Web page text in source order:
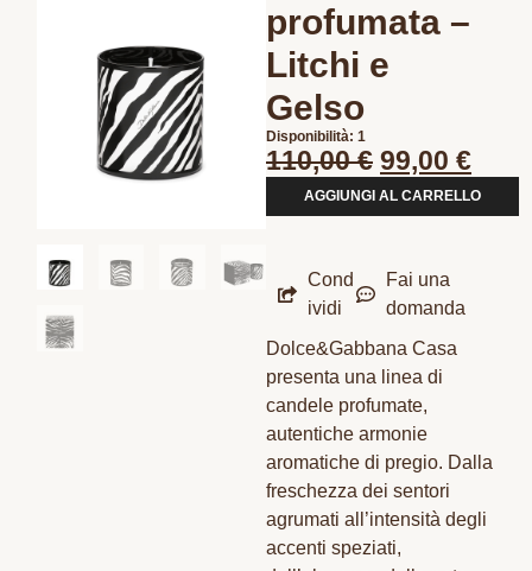
profumata –
Litchi e
Gelso
Disponibilità: 1
110,00€ 99,00 €
AGGIUNGI AL CARRELLO
Cond
ividi
Fai una
domanda
Dolce&Gabbana Casa
presenta una linea di
candele profumate,
autentiche armonie
aromatiche di pregio. Dalla
freschezza dei sentori
agrumati all’intensità degli
accenti speziati,